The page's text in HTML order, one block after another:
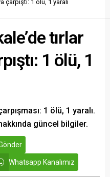
1 ölü, 1 yaralı
tırlar
1 ölü, 1
1 ölü, 1 yaralı.
güncel bilgiler.
Whatsapp Kanalımız